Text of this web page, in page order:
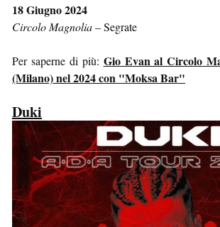
18 Giugno 2024
Circolo Magnolia–Segrate
Per saperne di più: Gio Evan al Circolo
(Milano) nel 2024 con "Moksa Bar"
Duki